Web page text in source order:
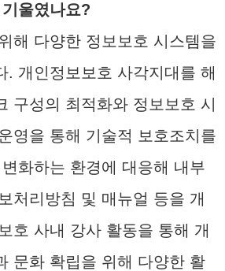
울였나요?
해 다양한 정보보호 시스템을
. 개인정보보호 사각지대를 해
구성의 최적화와 정보보호 시
영을 통해 기술적 보호조치를
화하는 환경에 대응해 내부
처리방침 및 매뉴얼 등을 개
호 사내 강사 활동을 통해 개
문화 확립을 위해 다양한 활